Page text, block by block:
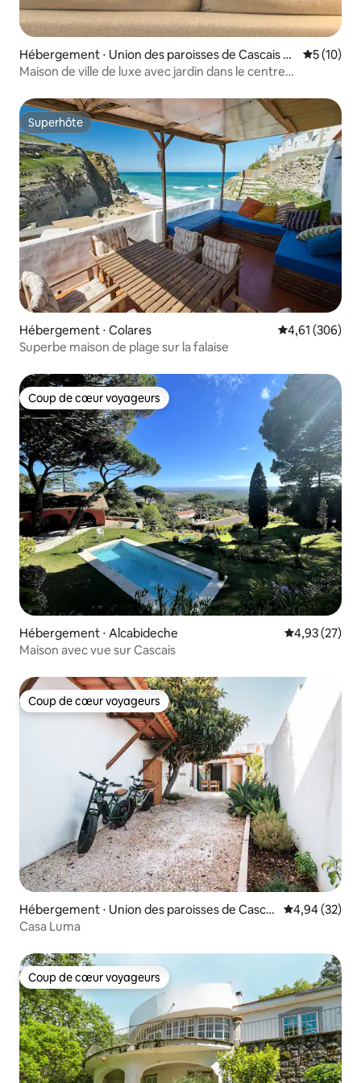
Hébergement ⋅ Union des paroisses de Cascais et
Estoril
5 (10)
Maison de ville de luxe avec jardin dans le centre
Superhôte
Superhôte
Hébergement ⋅ Colares Évaluation
4,61 (306)
Superbe maison de plage sur la falaise
Coup de cœur voyageurs
Coup de cœur voyageurs
Hébergement ⋅ Alcabideche Évaluation
4,93 (27)
Maison avec vue sur Cascais
Coup de cœur voyageurs
Coup de cœur voyageurs
Hébergement ⋅ Union des paroisses de Cascai
s et Estoril
Évaluation
4,94 (32)
Casa Luma
Coup de cœur voyageurs
Coup de cœur voyageurs